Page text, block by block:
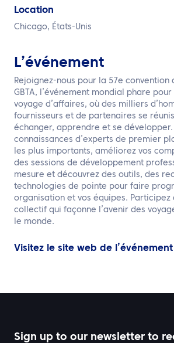
FR
Location
Chicago, États-Unis
L’événement
Rejoignez-nous pour la 57e convention
GBTA, l’événement mondial phare pour
voyage d’affaires, où des milliers
fournisseurs et de partenaires se
échanger, apprendre et se
connaissances d’experts de premier
les plus importants, améliorez vos
des sessions de développement
mesure et découvrez des outils, des
technologies de pointe pour faire
organisation et vos équipes. Participez
collectif qui façonne l’avenir des
le monde.
Visitez le site web de l’événement
Sign up to our newsletter to